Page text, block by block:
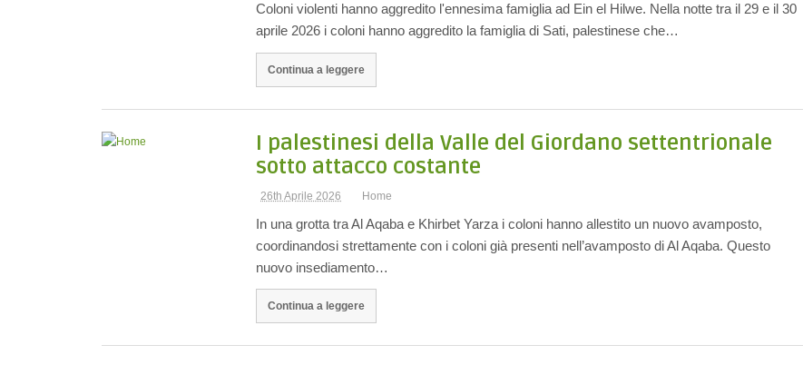
Coloni violenti hanno aggredito l'ennesima famiglia ad Ein el Hilwe. Nella notte tra il 29 e il 30
aprile 2026 i coloni hanno aggredito la famiglia di Sati, palestinese che…
Continua a leggere
I palestinesi della Valle del Giordano settentrionale
sotto attacco costante
26th Aprile 2026 Home
In una grotta tra Al Aqaba e Khirbet Yarza i coloni hanno allestito un nuovo avamposto,
coordinandosi strettamente con i coloni già presenti nell’avamposto di Al Aqaba. Questo
nuovo insediamento…
Continua a leggere